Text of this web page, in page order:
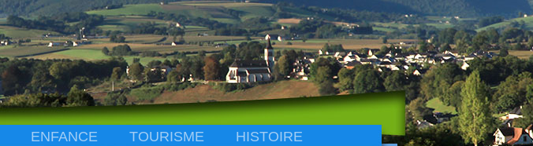
ENFANCE TOURISME HISTOIRE